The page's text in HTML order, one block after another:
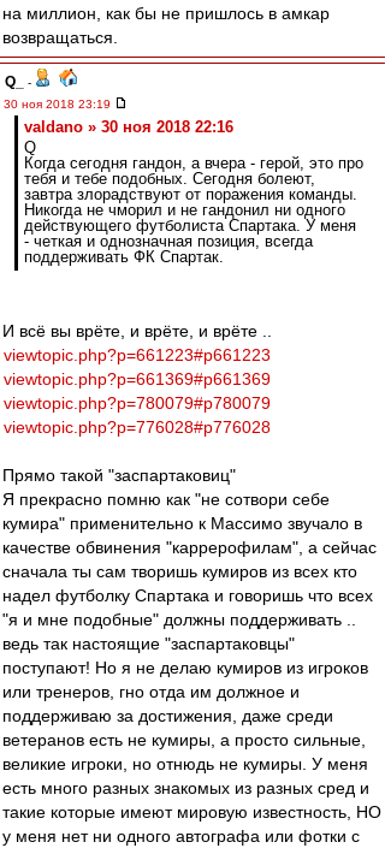
на миллион, как бы не пришлось в амкар
возвращаться.
Q_
-
30 ноя 2018 23:19
valdano » 30 ноя 2018 22:16
Q
Когда сегодня гандон, а вчера - герой, это про
тебя и тебе подобных. Сегодня болеют,
завтра злорадствуют от поражения команды.
Никогда не чморил и не гандонил ни одного
действующего футболиста Спартака. У меня
- четкая и однозначная позиция, всегда
поддерживать ФК Спартак.
И всё вы врёте, и врёте, и врёте ..
viewtopic.php?p=661223#p661223
viewtopic.php?p=661369#p661369
viewtopic.php?p=780079#p780079
viewtopic.php?p=776028#p776028
Прямо такой "заспартаковиц"
Я прекрасно помню как "не сотвори себе
кумира" применительно к Массимо звучало в
качестве обвинения "каррерофилам", а сейчас
сначала ты сам творишь кумиров из всех кто
надел футболку Спартака и говоришь что всех
"я и мне подобные" должны поддерживать ..
ведь так настоящие "заспартаковцы"
поступают! Но я не делаю кумиров из игроков
или тренеров, гно отда им должное и
поддерживаю за достижения, даже среди
ветеранов есть не кумиры, а просто сильные,
великие игроки, но отнюдь не кумиры. У меня
есть много разных знакомых из разных сред и
такие которые имеют мировую известность, НО
у меня нет ни одного автографа или фотки с